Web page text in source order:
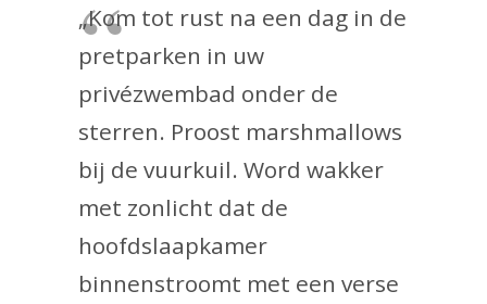
„Kom tot rust na een dag in de
pretparken in uw
privézwembad onder de
sterren. Proost marshmallows
bij de vuurkuil. Word wakker
met zonlicht dat de
hoofdslaapkamer
binnenstroomt met een verse